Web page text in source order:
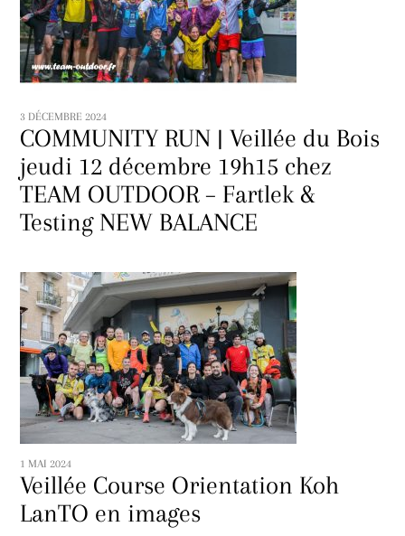
3 DÉCEMBRE 2024
COMMUNITY RUN | Veillée du Bois
jeudi 12 décembre 19h15 chez
TEAM OUTDOOR – Fartlek &
Testing NEW BALANCE
1 MAI 2024
Veillée Course Orientation Koh
LanTO en images